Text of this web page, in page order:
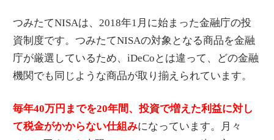
つみたてNISAは、2018年1月に始まった金融庁の投
資制度です。つみたてNISAの対象となる商品を金融
庁が厳選しているため、iDeCoとは違って、どの金融
機関でも同じような商品が取り揃えられています。
毎年40万円までを20年間、投資で増えた利益に対し
て税金がかからない仕組みになっています。月々